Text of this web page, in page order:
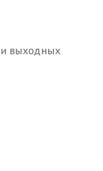
выходных